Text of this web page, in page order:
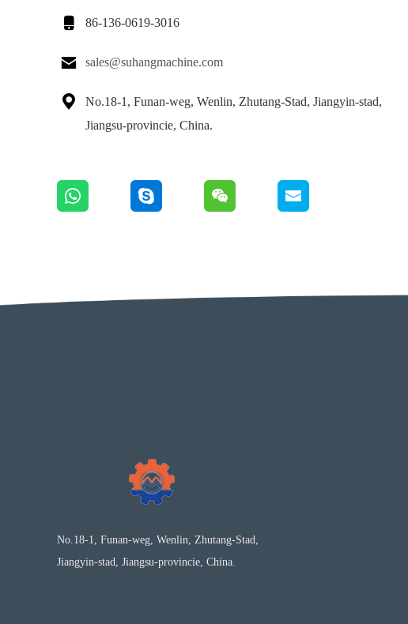
 86-136-0619-3016
 sales@suhangmachine.com

No.18-1, Funan-weg, Wenlin, Zhutang-Stad, Jiangyin-stad,
Jiangsu-provincie, China.
No.18-1, Funan-weg, Wenlin, Zhutang-Stad,
Jiangyin-stad, Jiangsu-provincie, China.